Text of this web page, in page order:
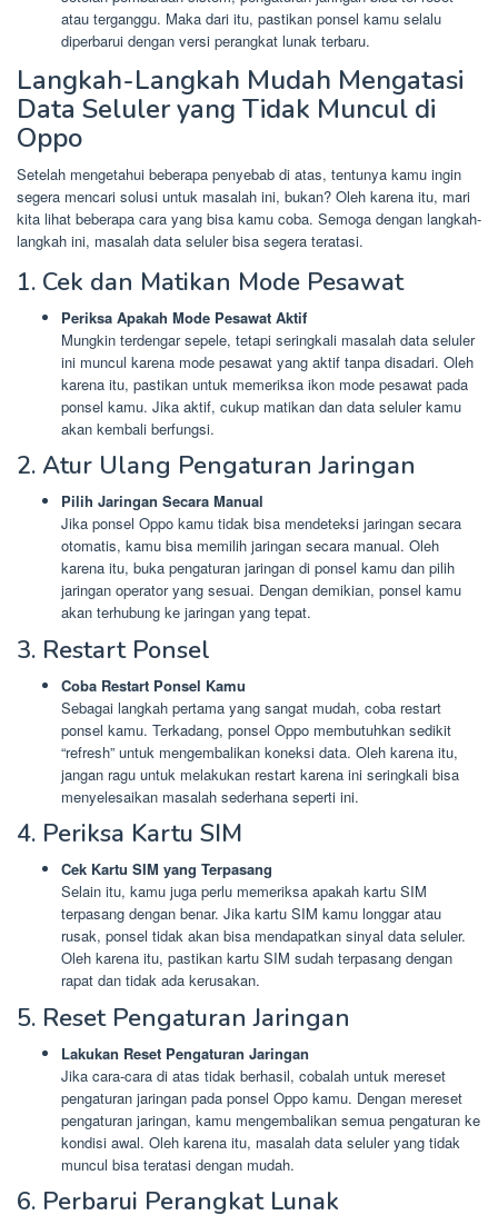
atau terganggu. Maka dari itu, pastikan ponsel kamu selalu
diperbarui dengan versi perangkat lunak terbaru.
Langkah-Langkah Mudah Mengatasi
Data Seluler yang Tidak Muncul di
Oppo
Setelah mengetahui beberapa penyebab di atas, tentunya kamu ingin
segera mencari solusi untuk masalah ini, bukan? Oleh karena itu, mari
kita lihat beberapa cara yang bisa kamu coba. Semoga dengan langkah-
langkah ini, masalah data seluler bisa segera teratasi.
1. Cek dan Matikan Mode Pesawat
Periksa Apakah Mode Pesawat Aktif
Mungkin terdengar sepele, tetapi seringkali masalah data seluler
ini muncul karena mode pesawat yang aktif tanpa disadari. Oleh
karena itu, pastikan untuk memeriksa ikon mode pesawat pada
ponsel kamu. Jika aktif, cukup matikan dan data seluler kamu
akan kembali berfungsi.
2. Atur Ulang Pengaturan Jaringan
Pilih Jaringan Secara Manual
Jika ponsel Oppo kamu tidak bisa mendeteksi jaringan secara
otomatis, kamu bisa memilih jaringan secara manual. Oleh
karena itu, buka pengaturan jaringan di ponsel kamu dan pilih
jaringan operator yang sesuai. Dengan demikian, ponsel kamu
akan terhubung ke jaringan yang tepat.
3. Restart Ponsel
Coba Restart Ponsel Kamu
Sebagai langkah pertama yang sangat mudah, coba restart
ponsel kamu. Terkadang, ponsel Oppo membutuhkan sedikit
“refresh” untuk mengembalikan koneksi data. Oleh karena itu,
jangan ragu untuk melakukan restart karena ini seringkali bisa
menyelesaikan masalah sederhana seperti ini.
4. Periksa Kartu SIM
Cek Kartu SIM yang Terpasang
Selain itu, kamu juga perlu memeriksa apakah kartu SIM
terpasang dengan benar. Jika kartu SIM kamu longgar atau
rusak, ponsel tidak akan bisa mendapatkan sinyal data seluler.
Oleh karena itu, pastikan kartu SIM sudah terpasang dengan
rapat dan tidak ada kerusakan.
5. Reset Pengaturan Jaringan
Lakukan Reset Pengaturan Jaringan
Jika cara-cara di atas tidak berhasil, cobalah untuk mereset
pengaturan jaringan pada ponsel Oppo kamu. Dengan mereset
pengaturan jaringan, kamu mengembalikan semua pengaturan ke
kondisi awal. Oleh karena itu, masalah data seluler yang tidak
muncul bisa teratasi dengan mudah.
6. Perbarui Perangkat Lunak